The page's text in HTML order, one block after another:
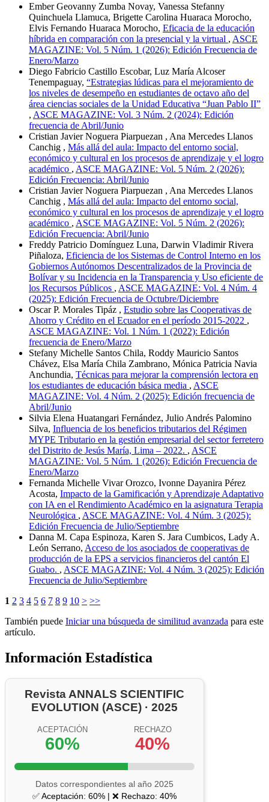
Ember Geovanny Zumba Novay, Vanessa Stefanny
Quinchuela Llamuca, Brigette Carolina Huaraca Morocho,
Elvis Fernando Huaraca Morocho, Eficacia de la educación
híbrida en comparación con la presencial y la virtual , ASCE
MAGAZINE: Vol. 5 Núm. 1 (2026): Edición Frecuencia de
Enero/Marzo
Diego Fabricio Castillo Escobar, Luz María Alcoser
Tenempaguay, “Estrategias lúdicas para el mejoramiento de
los niveles de desempeño en estudiantes de octavo año del
área ciencias sociales de la Unidad Educativa “Juan Pablo II”
, ASCE MAGAZINE: Vol. 3 Núm. 2 (2024): Edición
frecuencia de Abril/Junio
Cristian Javier Noguera Piarpuezan , Ana Mercedes Llanos
Canchig , Más allá del aula: Impacto del entorno social,
económico y cultural en los procesos de aprendizaje y el logro
académico , ASCE MAGAZINE: Vol. 5 Núm. 2 (2026):
Edición Frecuencia: Abril/Junio
Cristian Javier Noguera Piarpuezan , Ana Mercedes Llanos
Canchig , Más allá del aula: Impacto del entorno social,
económico y cultural en los procesos de aprendizaje y el logro
académico , ASCE MAGAZINE: Vol. 5 Núm. 2 (2026):
Edición Frecuencia: Abril/Junio
Freddy Patricio Domínguez Luna, Darwin Vladimir Rivera
Piñaloza, Eficiencia de los Sistemas de Control Interno en los
Gobiernos Autónomos Descentralizados de la Provincia de
Bolívar y su Incidencia en la Transparencia y Uso eficiente de
los Recursos Públicos , ASCE MAGAZINE: Vol. 4 Núm. 4
(2025): Edición Frecuencia de Octubre/Diciembre
Oscar P. Morales Tipáz , Estudio sobre las Cooperativas de
Ahorro y Crédito en el Ecuador en el período 2015-2022 ,
ASCE MAGAZINE: Vol. 1 Núm. 1 (2022): Edición
frecuencia de Enero/Marzo
Stefany Michelle Santos Chila, Roddy Mauricio Santos
Chávez, Elsa María Chila Zambrano, Mónica Patricia Navia
Anchundia, Técnicas para mejorar la comprensión lectora en
los estudiantes de educación básica media , ASCE
MAGAZINE: Vol. 4 Núm. 2 (2025): Edición frecuencia de
Abril/Junio
Silvia Elena Huatangari Fernández, Julio Andrés Palomino
Silva, Influencia de los beneficios tributarios del Régimen
MYPE Tributario en la gestión empresarial del sector ferretero
del Distrito de Jesús María, Lima – 2022. , ASCE
MAGAZINE: Vol. 5 Núm. 1 (2026): Edición Frecuencia de
Enero/Marzo
Fernanda Michelle Vivar Orozco, Ivonne Dayanira Pérez
Acosta, Impacto de la Gamificación y Aprendizaje Adaptativo
con IA en el Rendimiento Académico en la asignatura Terapia
Neurológica , ASCE MAGAZINE: Vol. 4 Núm. 3 (2025):
Edición Frecuencia de Julio/Septiembre
Danna M. Capa Espinoza, Karen S. Jara Cumbicos, Lady A.
León Serrano, Acceso de los asociados de cooperativas de
producción de la EPS a servicios financieros del cantón El
Guabo. , ASCE MAGAZINE: Vol. 4 Núm. 3 (2025): Edición
Frecuencia de Julio/Septiembre
1 2 3 4 5 6 7 8 9 10 > >>
También puede Iniciar una búsqueda de similitud avanzada para este
artículo.
Información Estadística
Revista ANNALS SCIENTIFIC
EVOLUTION (ASCE) · 2025
ACEPTACIÓN
60%
RECHAZO
40%
Datos correspondientes al año 2025
✅ Aceptación: 60% | ❌ Rechazo: 40%